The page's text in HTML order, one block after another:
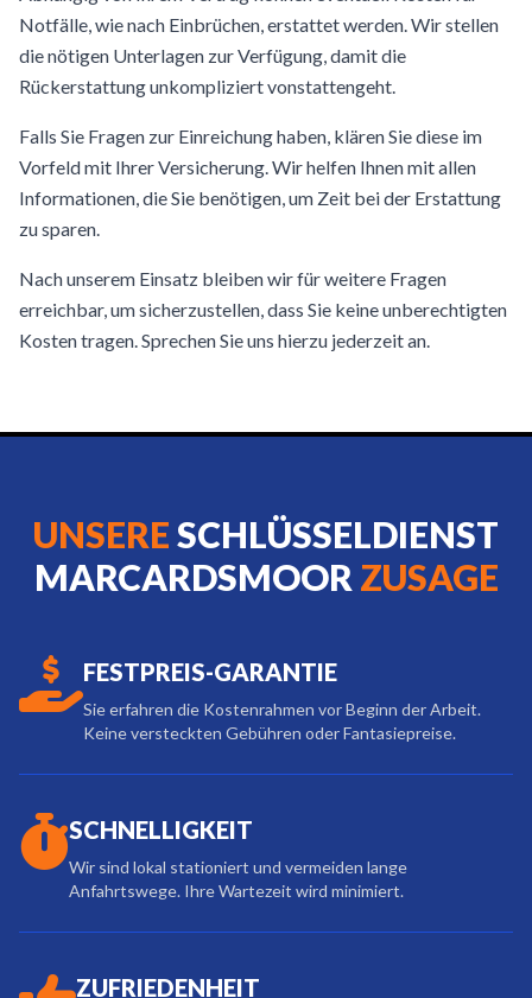
Notfälle, wie nach Einbrüchen, erstattet werden. Wir stellen
die nötigen Unterlagen zur Verfügung, damit die
Rückerstattung unkompliziert vonstattengeht.
Falls Sie Fragen zur Einreichung haben, klären Sie diese im
Vorfeld mit Ihrer Versicherung. Wir helfen Ihnen mit allen
Informationen, die Sie benötigen, um Zeit bei der Erstattung
zu sparen.
Nach unserem Einsatz bleiben wir für weitere Fragen
erreichbar, um sicherzustellen, dass Sie keine unberechtigten
Kosten tragen. Sprechen Sie uns hierzu jederzeit an.
UNSERESCHLÜSSELDIENST
MARCARDSMOOR ZUSAGE
FESTPREIS-GARANTIE
Sie erfahren die Kostenrahmen vor Beginn der Arbeit.
Keine versteckten Gebühren oder Fantasiepreise.
SCHNELLIGKEIT
Wir sind lokal stationiert und vermeiden lange
Anfahrtswege. Ihre Wartezeit wird minimiert.
ZUFRIEDENHEIT